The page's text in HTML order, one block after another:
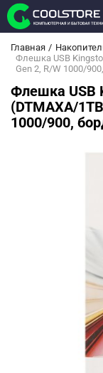
Главная
Флешка USB
Gen 2, R/W 1000/
Флешка USB
(DTMAXA/
1000/900,